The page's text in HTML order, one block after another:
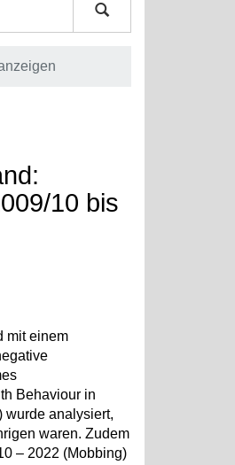
10 bis
mit einem
Behaviour in
wurde analysiert,
waren. Zudem
– 2022 (Mobbing)